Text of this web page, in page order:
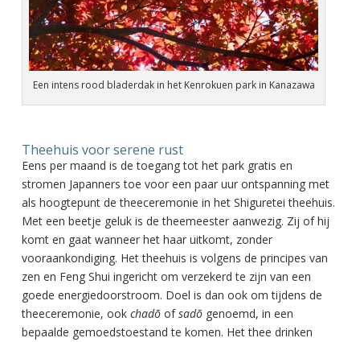
Een intens rood bladerdak in het Kenrokuen park in Kanazawa
Theehuis voor serene rust
Eens per maand is de toegang tot het park gratis en
stromen Japanners toe voor een paar uur ontspanning met
als hoogtepunt de theeceremonie in het Shiguretei theehuis.
Met een beetje geluk is de theemeester aanwezig. Zij of hij
komt en gaat wanneer het haar uitkomt, zonder
vooraankondiging. Het theehuis is volgens de principes van
zen en Feng Shui ingericht om verzekerd te zijn van een
goede energiedoorstroom. Doel is dan ook om tijdens de
theeceremonie, ook chadõofsadõgenoemd, in een
bepaalde gemoedstoestand te komen. Het thee drinken